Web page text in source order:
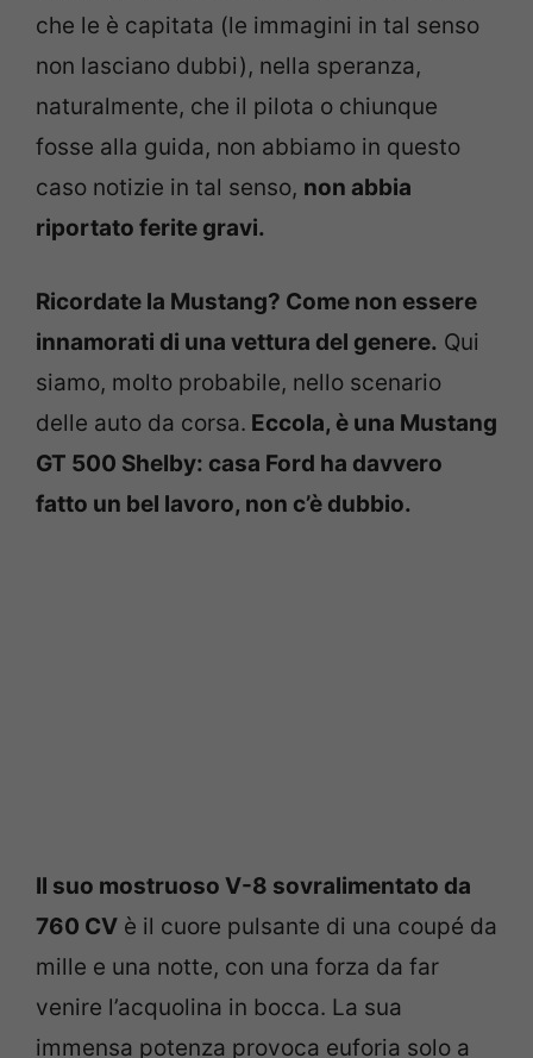
che le è capitata (le immagini in tal senso
non lasciano dubbi), nella speranza,
naturalmente, che il pilota o chiunque
fosse alla guida, non abbiamo in questo
caso notizie in tal senso, non abbia
riportato ferite gravi.
Ricordate la Mustang? Come non essere
innamorati di una vettura del genere. Qui
siamo, molto probabile, nello scenario
delle auto da corsa. Eccola, è una Mustang
GT 500 Shelby: casa Ford ha davvero
fatto un bel lavoro, non c’è dubbio.
Il suo mostruoso V-8 sovralimentato da
760 CV è il cuore pulsante di una coupé da
mille e una notte, con una forza da far
venire l’acquolina in bocca. La sua
immensa potenza provoca euforia solo a